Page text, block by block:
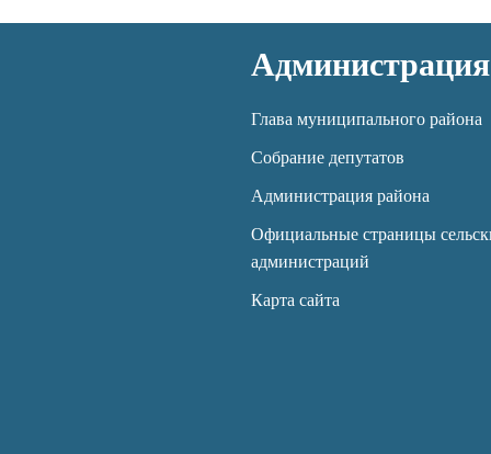
Администрация
Глава муниципального района
Собрание депутатов
Администрация района
Официальные страницы
администраций
Карта сайта